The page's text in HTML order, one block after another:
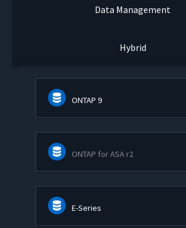
Data Management
Hybrid
ONTAP 9
ONTAP for ASA r2
E-Series